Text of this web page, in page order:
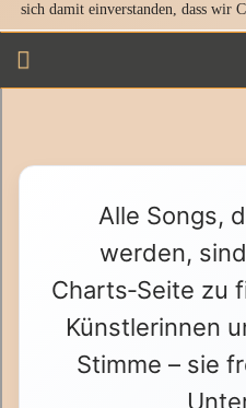
sich damit einverstanden, dass wir
Alle Songs,
werden,
Charts‑Seite zu
Künstlerinnen
Stimme – sie